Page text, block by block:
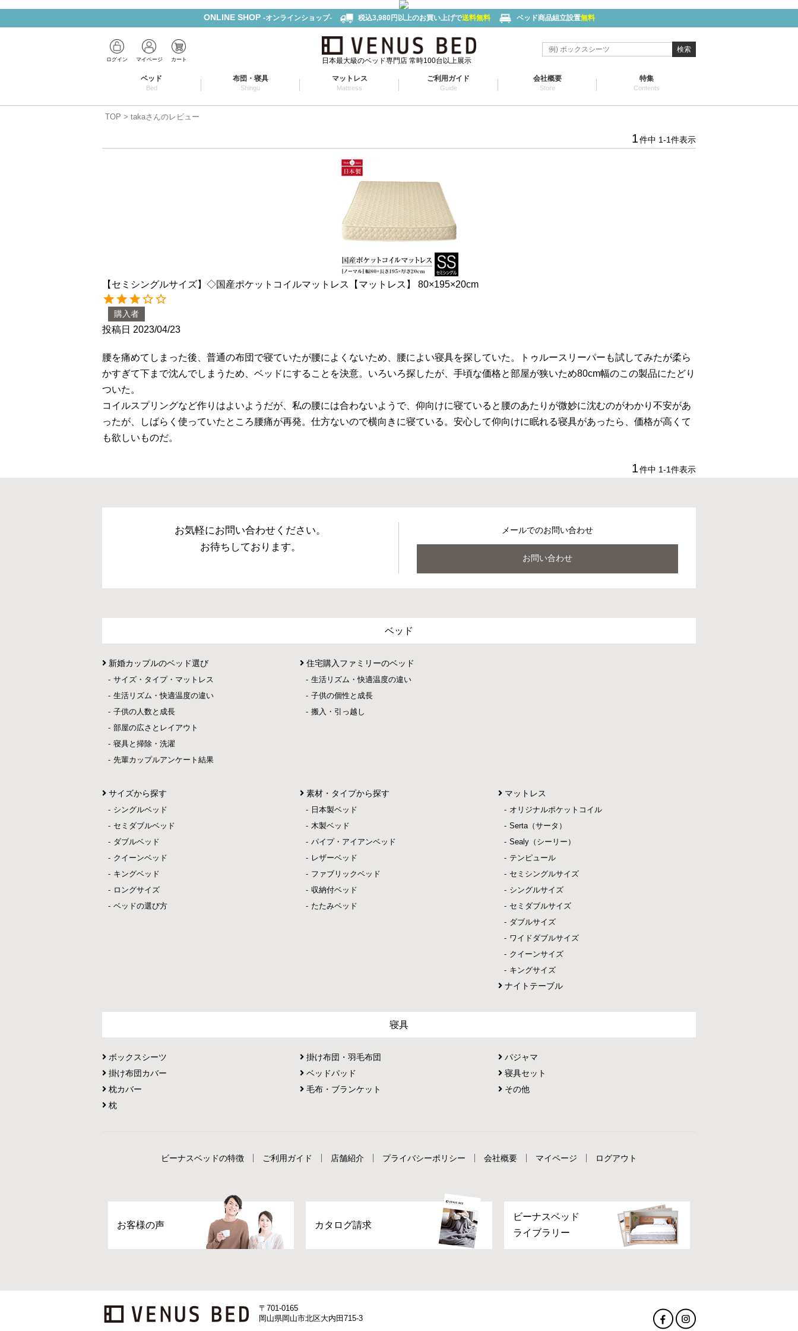
ONLINE SHOP -オンラインショップ- 税込3,980円以上のお買い上げで送料無料 ベッド商品組立設置無料
ログイン マイページ カート 日本最大級のベッド専門店 常時100台以上展示
検索
ベッド
Bed
布団・寝具
Shingu
マットレス
Mattress
ご利用ガイド
Guide
会社概要
Store
特集
Contents
TOP takaさんのレビュー
1件中 1-1件表示
【セミシングルサイズ】◇国産ポケットコイルマットレス【マットレス】 80×195×20cm
購入者
投稿日 2023/04/23
腰を痛めてしまった後、普通の布団で寝ていたが腰によくないため、腰によい寝具を探していた。トゥルースリーパーも試してみたが柔ら
かすぎて下まで沈んでしまうため、ベッドにすることを決意。いろいろ探したが、手頃な価格と部屋が狭いため80cm幅のこの製品にたどり
ついた。
コイルスプリングなど作りはよいようだが、私の腰には合わないようで、仰向けに寝ていると腰のあたりが微妙に沈むのがわかり不安があ
ったが、しばらく使っていたところ腰痛が再発。仕方ないので横向きに寝ている。安心して仰向けに眠れる寝具があったら、価格が高くて
も欲しいものだ。
1件中 1-1件表示
お気軽にお問い合わせください。
お待ちしております。
メールでのお問い合わせ
お問い合わせ
ベッド
新婚カップルのベッド選び
サイズ・タイプ・マットレス
生活リズム・快適温度の違い
子供の人数と成長
部屋の広さとレイアウト
寝具と掃除・洗濯
先輩カップルアンケート結果
住宅購入ファミリーのベッド
生活リズム・快適温度の違い
子供の個性と成長
搬入・引っ越し
サイズから探す
シングルベッド
セミダブルベッド
ダブルベッド
クイーンベッド
キングベッド
ロングサイズ
ベッドの選び方
素材・タイプから探す
日本製ベッド
木製ベッド
パイプ・アイアンベッド
レザーベッド
ファブリックベッド
収納付ベッド
たたみベッド
マットレス
オリジナルポケットコイル
Serta（サータ）
Sealy（シーリー）
テンピュール
セミシングルサイズ
シングルサイズ
セミダブルサイズ
ダブルサイズ
ワイドダブルサイズ
クイーンサイズ
キングサイズ
ナイトテーブル
寝具
ボックスシーツ
掛け布団カバー
枕カバー
枕
掛け布団・羽毛布団
ベッドパッド
毛布・ブランケット
パジャマ
寝具セット
その他
ビーナスベッドの特徴 ご利用ガイド 店舗紹介 プライバシーポリシー 会社概要 マイページ ログアウト
お客様の声 カタログ請求
ビーナスベッド
ライブラリー
〒701-0165
岡山県岡山市北区大内田715-3